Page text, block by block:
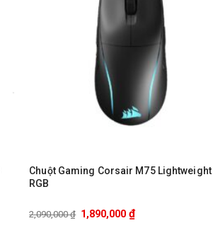
Chuột Gaming Corsair M75 Lightweight
RGB
2,090,000₫ 1,890,000₫